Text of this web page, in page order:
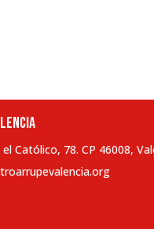
Católico, 78. CP 46008,